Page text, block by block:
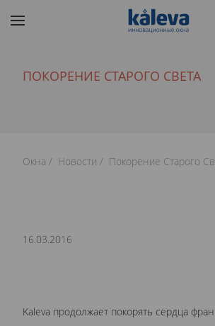
ПОКОРЕНИЕ СТАРОГО СВЕТА
Окна Новости Покорение Старого
16.03.2016
Kaleva продолжает покорять сердца